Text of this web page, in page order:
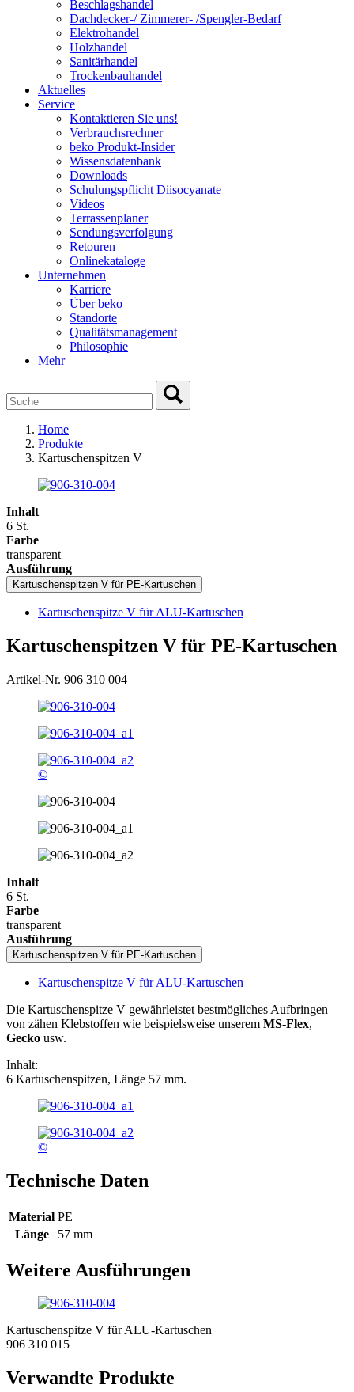
Beschlagshandel
Dachdecker-/ Zimmerer- /Spengler-Bedarf
Elektrohandel
Holzhandel
Sanitärhandel
Trockenbauhandel
Aktuelles
Service
Kontaktieren Sie uns!
Verbrauchsrechner
beko Produkt-Insider
Wissensdatenbank
Downloads
Schulungspflicht Diisocyanate
Videos
Terrassenplaner
Sendungsverfolgung
Retouren
Onlinekataloge
Unternehmen
Karriere
Über beko
Standorte
Qualitätsmanagement
Philosophie
Mehr
Home
Produkte
Kartuschenspitzen V
Inhalt
6 St.
Farbe
transparent
Ausführung
Kartuschenspitzen V für PE-Kartuschen
Kartuschenspitze V für ALU-Kartuschen
Kartuschenspitzen V für PE-Kartuschen
Artikel-Nr. 906 310 004
©
Inhalt
6 St.
Farbe
transparent
Ausführung
Kartuschenspitzen V für PE-Kartuschen
Kartuschenspitze V für ALU-Kartuschen
Die Kartuschenspitze V gewährleistet bestmögliches Aufbringen
von zähen Klebstoffen wie beispielsweise unserem MS-Flex,
Gecko usw.
Inhalt:
6 Kartuschenspitzen, Länge 57 mm.
©
Technische Daten
Material PE
Länge
57 mm
Weitere Ausführungen
Kartuschenspitze V für ALU-Kartuschen
906 310 015
Verwandte Produkte